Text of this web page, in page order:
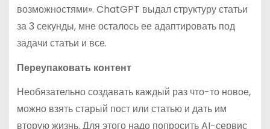
возможностями». ChatGPT выдал структуру статьи
за 3 секунды, мне осталось ее адаптировать под
задачи статьи и все.
Переупаковать контент
Необязательно создавать каждый раз что-то новое,
можно взять старый пост или статью и дать им
вторую жизнь. Для этого надо попросить AI-сервис